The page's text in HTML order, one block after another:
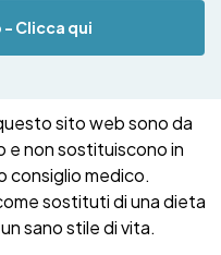
- Clicca qui
sito web sono da
e non sostituiscono in
consiglio medico.
sostituti di una dieta
sano stile di vita.